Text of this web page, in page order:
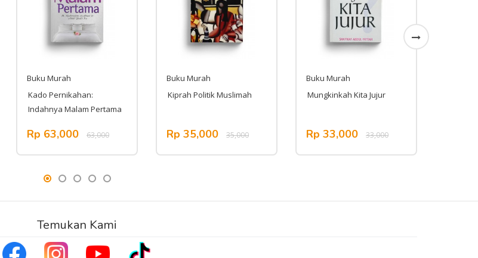
Buku Murah
Kado Pernikahan:
Indahnya Malam Pertama
Rp 63,000 63,000
Buku Murah
Kiprah Politik Muslimah
Rp 35,000 35,000
Buku Murah
Mungkinkah Kita Jujur
Rp 33,000 33,000
Temukan Kami